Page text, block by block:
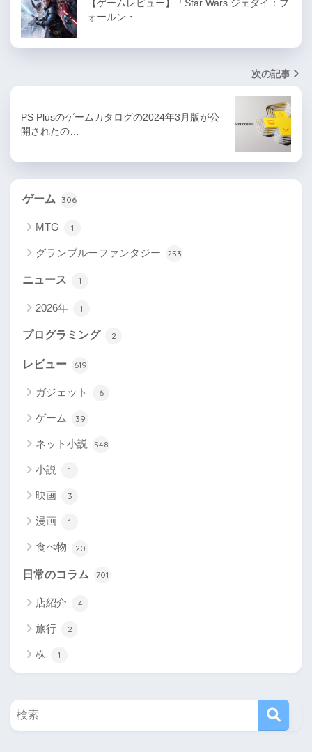
【ゲームレビュー】「Star Wars ジェダイ：フ
ォールン・…
次の記事
PS Plusのゲームカタログの2024年3月版が公
開されたの…
ゲーム 306
MTG 1
グランブルーファンタジー 253
ニュース 1
2026年 1
プログラミング 2
レビュー 619
ガジェット 6
ゲーム 39
ネット小説 548
小説 1
映画 3
漫画 1
食べ物 20
日常のコラム 701
店紹介 4
旅行 2
株 1